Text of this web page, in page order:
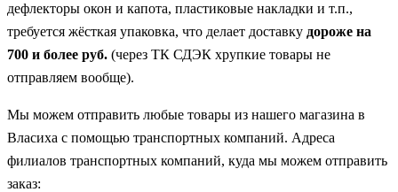
дефлекторы окон и капота, пластиковые накладки и т.п.,
требуется жёсткая упаковка, что делает доставку дороже на
700 и более руб. (через ТК СДЭК хрупкие товары не
отправляем вообще).
Мы можем отправить любые товары из нашего магазина в
Власиха с помощью транспортных компаний. Адреса
филиалов транспортных компаний, куда мы можем отправить
заказ: